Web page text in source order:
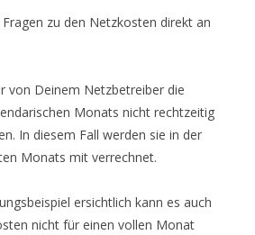
zu den Netzkosten direkt an
von Deinem Netzbetreiber die
Monats nicht rechtzeitig
In diesem Fall werden sie in der
Monats mit verrechnet.
ersichtlich kann es auch
nicht für einen vollen Monat